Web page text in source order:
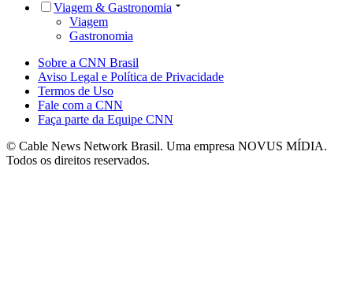
Viagem & Gastronomia
Viagem
Gastronomia
Sobre a CNN Brasil
Aviso Legal e Política de Privacidade
Termos de Uso
Fale com a CNN
Faça parte da Equipe CNN
© Cable News Network Brasil. Uma empresa NOVUS MÍDIA.
Todos os direitos reservados.